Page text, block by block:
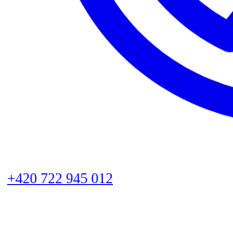
+420 722 945 012